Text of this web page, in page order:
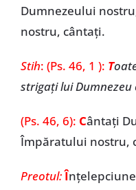
Dumnezeului
nostru, cântați.
Stih: (Ps. 46, 1 ): T
strigați lui Dumnezeu
(Ps. 46, 6): Cântați
Împăratului nostru,
Preotul:Î